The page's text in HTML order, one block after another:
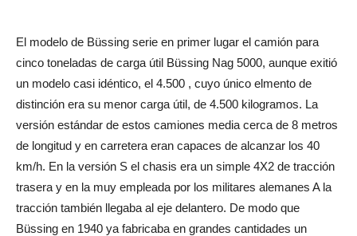
El modelo de Büssing serie en primer lugar el camión para
cinco toneladas de carga útil Büssing Nag 5000, aunque exitió
un modelo casi idéntico, el 4.500 , cuyo único elmento de
distinción era su menor carga útil, de 4.500 kilogramos. La
versión estándar de estos camiones media cerca de 8 metros
de longitud y en carretera eran capaces de alcanzar los 40
km/h. En la versión S el chasis era un simple 4X2 de tracción
trasera y en la muy empleada por los militares alemanes A la
tracción también llegaba al eje delantero. De modo que
Büssing en 1940 ya fabricaba en grandes cantidades un